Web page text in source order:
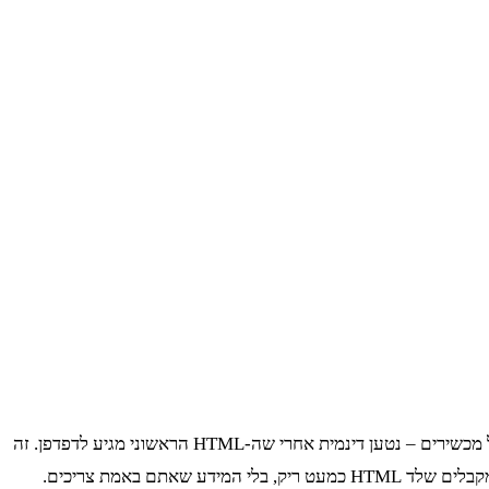
לא יביא אתכם רחוק באתר של פרטנר. רוב התוכן החשוב – ממחירים של חבילות ועד למפרטים של מכשירים – נטען דינמית אחרי שה-HTML הראשוני מגיע לדפדפן. זה